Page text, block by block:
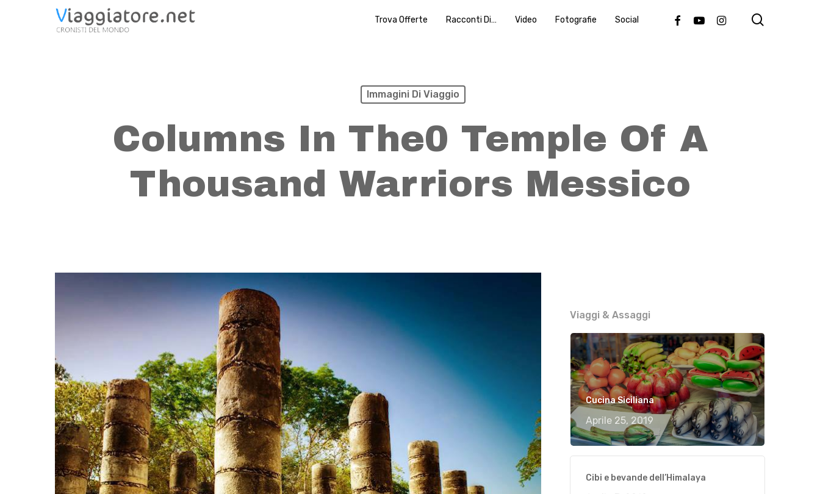
Hit enter to search or ESC to close
Trova Offerte Racconti Di… Video Fotografie Social FacebookYoutubeInstagram
Immagini Di Viaggio
Columns In The0 Temple Of A
Thousand Warriors Messico
Viaggi & Assaggi
Cucina Siciliana
Aprile 25, 2019
Cibi e bevande dell’Himalaya